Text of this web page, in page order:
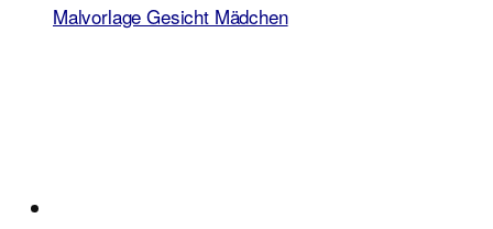
Malvorlage Gesicht Mädchen